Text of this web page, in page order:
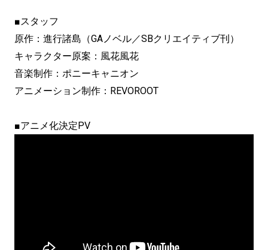
■スタッフ
原作：進行諸島（GAノベル／SBクリエイティブ刊）
キャラクター原案：風花風花
音楽制作：ポニーキャニオン
アニメーション制作：REVOROOT
■アニメ化決定PV